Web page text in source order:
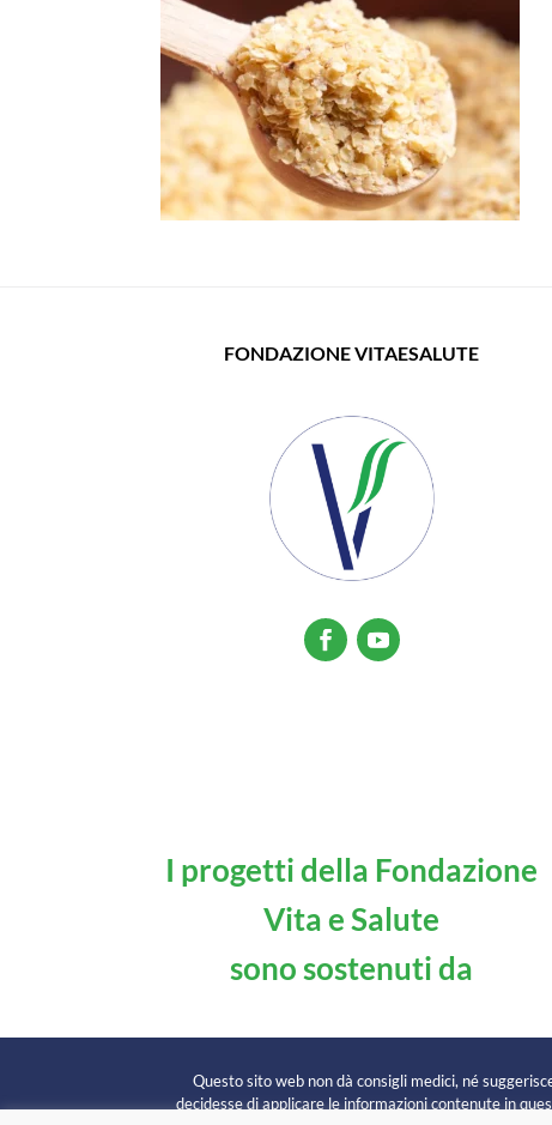
FONDAZIONE VITAESALUTE
I progetti della Fondazione
Vita e Salute
sono sostenuti da
Questo sito web non dà consigli medici, né
decidesse di applicare le informazioni contenute in